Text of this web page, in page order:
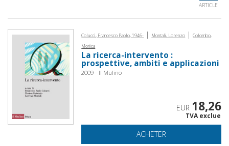
ARTICLE
Colucci, Francesco Paolo, 1946- | Montali, Lorenzo | Colombo,
Monica
La ricerca-intervento :
prospettive, ambiti e applicazioni
2009 - Il Mulino
EUR 18,26
TVA exclue
ACHETER